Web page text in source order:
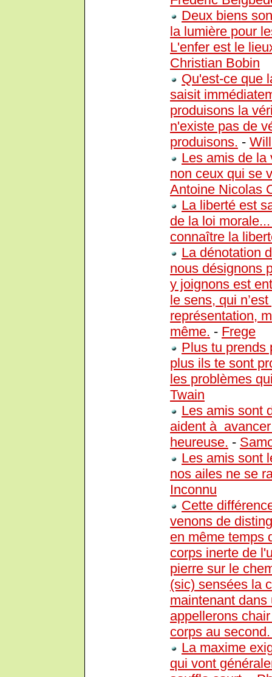
Deux biens
la lumière pour
L'enfer est le
Christian Bobin
Qu'est-ce que
saisit
produisons la
n'existe pas de
produisons. -
Les amis de la
non ceux qui se
Antoine Nicolas
La liberté est
de la loi
connaître la
La dénotation
nous désignons
y joignons est
le sens, qui
représentation,
même. - Frege
Plus tu prends
plus ils te sont
les problèmes
Twain
Les amis sont
aident à
heureuse. -
Les amis sont
nos ailes ne se
Inconnu
Cette
venons de
en même temps
corps inerte de
pierre sur le
(sic) sensées la
maintenant
appellerons
corps au
La maxime
qui vont